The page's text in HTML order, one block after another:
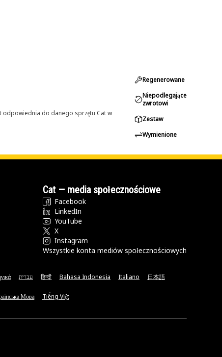
odpowiednia do danego sprzętu Cat w
Regenerowane
Niepodlegające
zwrotowi
Zestaw
Wymienione
Cat — media społecznościowe
Facebook
LinkedIn
YouTube
X
Instagram
Wszystkie konta mediów społecznościowych
עברית हिन्दी Bahasa Indonesia Italiano 日本語
Мова Tiếng Việt